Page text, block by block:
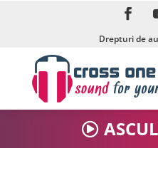
Drepturi de